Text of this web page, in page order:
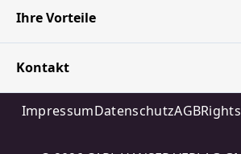
Ihre Vorteile
Kontakt
ImpressumDatenschutzAGBRights